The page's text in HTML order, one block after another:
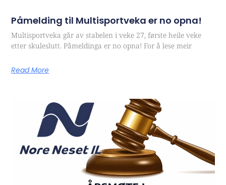
Påmelding til Multisportveka er no opna!
Multisportveka går av stabelen i veke 27, første heile veke
etter skuleslutt. Påmeldinga er no opna! For å lese meir
Read More